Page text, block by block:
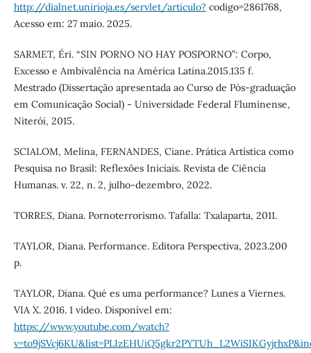
http://dialnet.unirioja.es/servlet/articulo? codigo=2861768,
Acesso em: 27 maio. 2025.
SARMET, Éri. “SIN PORNO NO HAY POSPORNO”: Corpo,
Excesso e Ambivalência na América Latina.2015.135 f.
Mestrado (Dissertação apresentada ao Curso de Pós-graduação
em Comunicação Social) - Universidade Federal Fluminense,
Niterói, 2015.
SCIALOM, Melina, FERNANDES, Ciane. Prática Artística como
Pesquisa no Brasil: Reflexões Iniciais. Revista de Ciência
Humanas. v. 22, n. 2, julho-dezembro, 2022.
TORRES, Diana. Pornoterrorismo. Tafalla: Txalaparta, 2011.
TAYLOR, Diana. Performance. Editora Perspectiva, 2023.200
p.
TAYLOR, Diana. Qué es uma performance? Lunes a Viernes.
VIA X. 2016. 1 vídeo. Disponível em:
https://www.youtube.com/watch?